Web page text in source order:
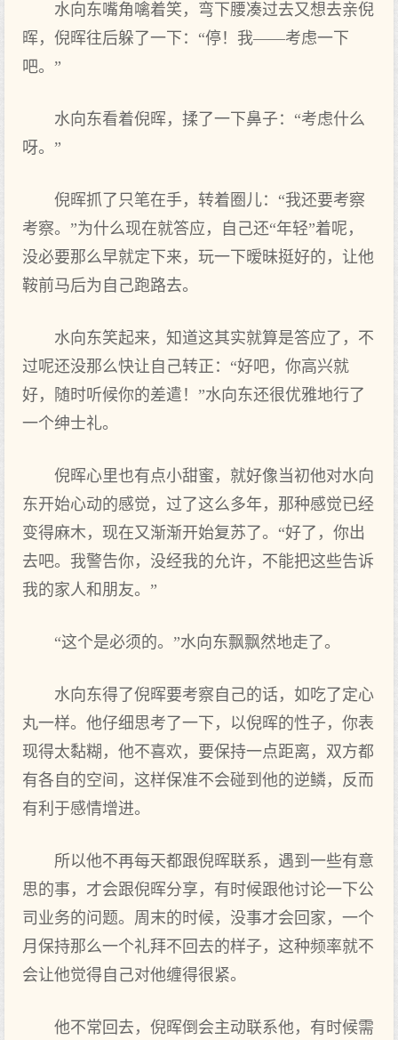
水向东嘴角噙着笑，弯下腰凑过去又想去亲倪
晖，倪晖往后躲了一下：“停！我——考虑一下
吧。”
水向东看着倪晖，揉了一下鼻子：“考虑什么
呀。”
倪晖抓了只笔在手，转着圈儿：“我还要考察
考察。”为什么现在就答应，自己还“年轻”着呢，
没必要那么早就定下来，玩一下暧昧挺好的，让他
鞍前马后为自己跑路去。
水向东笑起来，知道这其实就算是答应了，不
过呢还没那么快让自己转正：“好吧，你高兴就
好，随时听候你的差遣！”水向东还很优雅地行了
一个绅士礼。
倪晖心里也有点小甜蜜，就好像当初他对水向
东开始心动的感觉，过了这么多年，那种感觉已经
变得麻木，现在又渐渐开始复苏了。“好了，你出
去吧。我警告你，没经我的允许，不能把这些告诉
我的家人和朋友。”
“这个是必须的。”水向东飘飘然地走了。
水向东得了倪晖要考察自己的话，如吃了定心
丸一样。他仔细思考了一下，以倪晖的性子，你表
现得太黏糊，他不喜欢，要保持一点距离，双方都
有各自的空间，这样保准不会碰到他的逆鳞，反而
有利于感情增进。
所以他不再每天都跟倪晖联系，遇到一些有意
思的事，才会跟倪晖分享，有时候跟他讨论一下公
司业务的问题。周末的时候，没事才会回家，一个
月保持那么一个礼拜不回去的样子，这种频率就不
会让他觉得自己对他缠得很紧。
他不常回去，倪晖倒会主动联系他，有时候需